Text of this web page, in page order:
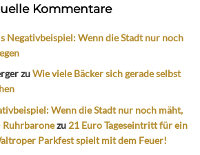
Kommentare
Negativbeispiel: Wenn die Stadt nur noch
zuWie viele Bäcker sich gerade selbst
Wenn die Stadt nur noch mäht,
Ruhrbaronezu 21 Euro Tageseintritt für ein
Parkfest spielt mit dem Feuer!